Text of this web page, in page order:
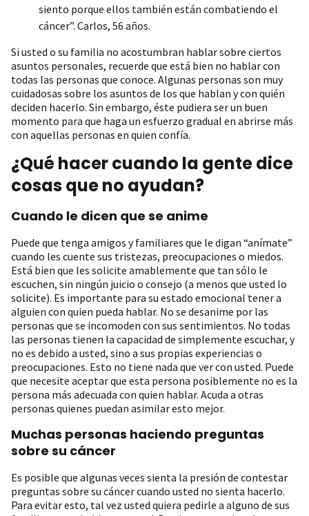
siento porque ellos también están combatiendo el
cáncer”. Carlos, 56 años.
Si usted o su familia no acostumbran hablar sobre ciertos
asuntos personales, recuerde que está bien no hablar con
todas las personas que conoce. Algunas personas son muy
cuidadosas sobre los asuntos de los que hablan y con quién
deciden hacerlo. Sin embargo, éste pudiera ser un buen
momento para que haga un esfuerzo gradual en abrirse más
con aquellas personas en quien confía.
¿Qué hacer cuando la gente dice
cosas que no ayudan?
Cuando le dicen que se anime
Puede que tenga amigos y familiares que le digan “anímate”
cuando les cuente sus tristezas, preocupaciones o miedos.
Está bien que les solicite amablemente que tan sólo le
escuchen, sin ningún juicio o consejo (a menos que usted lo
solicite). Es importante para su estado emocional tener a
alguien con quien pueda hablar. No se desanime por las
personas que se incomoden con sus sentimientos. No todas
las personas tienen la capacidad de simplemente escuchar, y
no es debido a usted, sino a sus propias experiencias o
preocupaciones. Esto no tiene nada que ver con usted. Puede
que necesite aceptar que esta persona posiblemente no es la
persona más adecuada con quien hablar. Acuda a otras
personas quienes puedan asimilar esto mejor.
Muchas personas haciendo preguntas
sobre su cáncer
Es posible que algunas veces sienta la presión de contestar
preguntas sobre su cáncer cuando usted no sienta hacerlo.
Para evitar esto, tal vez usted quiera pedirle a alguno de sus